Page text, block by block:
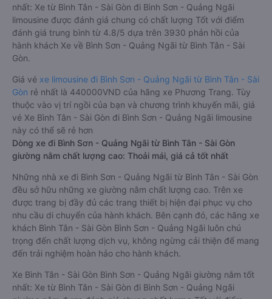
nhất: Xe từ Bình Tân - Sài Gòn đi Bình Sơn - Quảng Ngãi
limousine được đánh giá chung có chất lượng Tốt với điểm
đánh giá trung bình từ 4.8/5 dựa trên 3930 phản hồi của
hành khách Xe về Bình Sơn - Quảng Ngãi từ Bình Tân - Sài
Gòn.
Giá vé xe limousine đi Bình Sơn - Quảng Ngãi từ Bình Tân - Sài
Gòn rẻ nhất là 440000VND của hãng xe Phương Trang. Tùy
thuộc vào vị trí ngồi của bạn và chương trình khuyến mãi, giá
vé Xe Bình Tân - Sài Gòn đi Bình Sơn - Quảng Ngãi limousine
này có thể sẽ rẻ hơn
Dòng xe đi Bình Sơn - Quảng Ngãi từ Bình Tân - Sài Gòn
giường nằm chất lượng cao: Thoải mái, giá cả tốt nhất
Những nhà xe đi Bình Sơn - Quảng Ngãi từ Bình Tân - Sài Gòn
đều sở hữu những xe giường nằm chất lượng cao. Trên xe
được trang bị đầy đủ các trang thiết bị hiện đại phục vụ cho
nhu cầu di chuyển của hành khách. Bên cạnh đó, các hãng xe
khách Bình Tân - Sài Gòn Bình Sơn - Quảng Ngãi luôn chú
trọng đến chất lượng dịch vụ, không ngừng cải thiện để mang
đến trải nghiệm hoàn hảo cho hành khách.
Xe Bình Tân - Sài Gòn Bình Sơn - Quảng Ngãi giường nằm tốt
nhất: Xe từ Bình Tân - Sài Gòn đi Bình Sơn - Quảng Ngãi